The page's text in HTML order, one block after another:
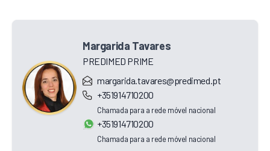
Margarida Tavares
PREDIMED PRIME
margarida.tavares@predimed.pt
+351914710200
Chamada para a rede móvel nacional
+351914710200
Chamada para a rede móvel nacional